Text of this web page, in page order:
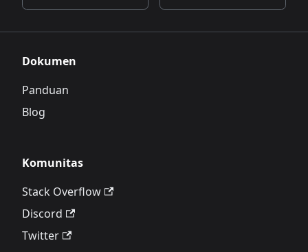
Dokumen
Panduan
Blog
Komunitas
Stack Overflow
Discord
Twitter